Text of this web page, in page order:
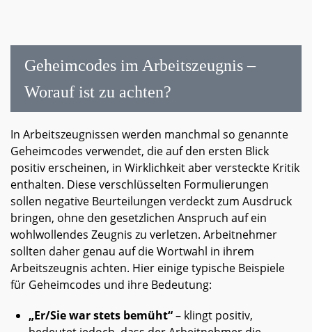
Geheimcodes im Arbeitszeugnis –
Worauf ist zu achten?
In Arbeitszeugnissen werden manchmal so genannte
Geheimcodes verwendet, die auf den ersten Blick
positiv erscheinen, in Wirklichkeit aber versteckte Kritik
enthalten. Diese verschlüsselten Formulierungen
sollen negative Beurteilungen verdeckt zum Ausdruck
bringen, ohne den gesetzlichen Anspruch auf ein
wohlwollendes Zeugnis zu verletzen. Arbeitnehmer
sollten daher genau auf die Wortwahl in ihrem
Arbeitszeugnis achten. Hier einige typische Beispiele
für Geheimcodes und ihre Bedeutung:
„Er/Sie war stets bemüht“– klingt positiv,